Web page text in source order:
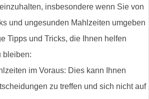
insbesondere wenn Sie von
und ungesunden Mahlzeiten umgeben
Tipps und Tricks, die Ihnen helfen
bleiben:
im Voraus: Dies kann Ihnen
zu treffen und sich nicht auf